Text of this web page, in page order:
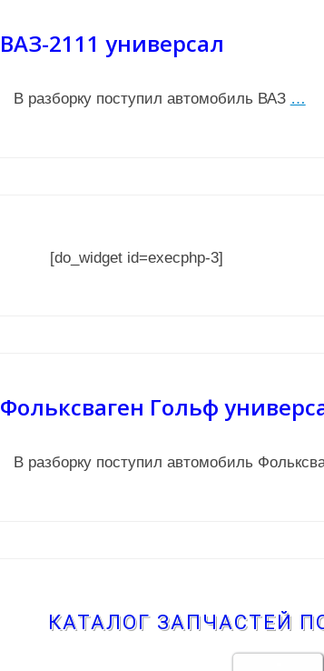
ВАЗ-2111 универсал
В разборку поступил автомобиль ВАЗ …
[do_widget id=execphp-3]
Фольксваген Гольф
В разборку поступил автомобиль
КАТАЛОГ ЗАПЧАСТЕЙ